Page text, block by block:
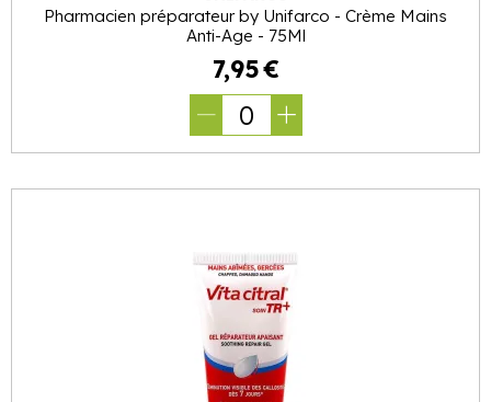
Pharmacien préparateur by Unifarco - Crème Mains
Anti-Age - 75Ml
7,95€
0